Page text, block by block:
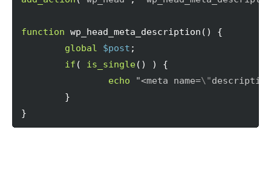
function wp_head_meta_description ( )
{
global
$post ;
if ( is_single( ) )
{
echo
"<meta name=\"description
}
}